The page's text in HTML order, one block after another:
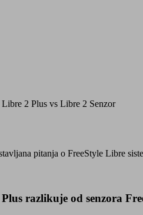
2 Plus vs Libre 2 Senzor
pitanja o FreeStyle Libre
razlikuje od senzora